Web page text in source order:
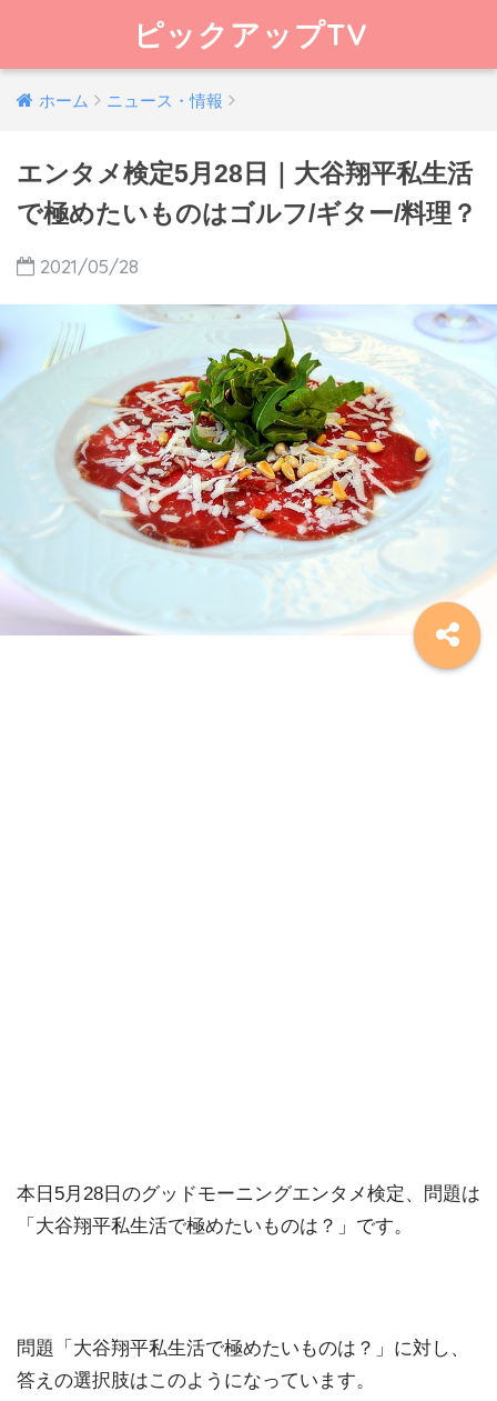
ピックアップTV
ホーム ニュース・情報
エンタメ検定5月28日｜大谷翔平私生活
で極めたいものはゴルフ/ギター/料理？
2021/05/28
本日5月28日のグッドモーニングエンタメ検定、問題は
「大谷翔平私生活で極めたいものは？」です。
問題「大谷翔平私生活で極めたいものは？」に対し、
答えの選択肢はこのようになっています。